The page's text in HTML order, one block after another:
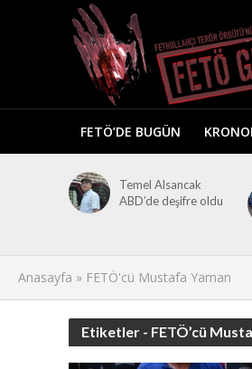
FETÖ’DE BUGÜN
Temel Alsancak
ABD’de deşifre oldu
Anasayfa » FETÖ'cü Mustafa Yaman
Etiketler - FETÖ’cü